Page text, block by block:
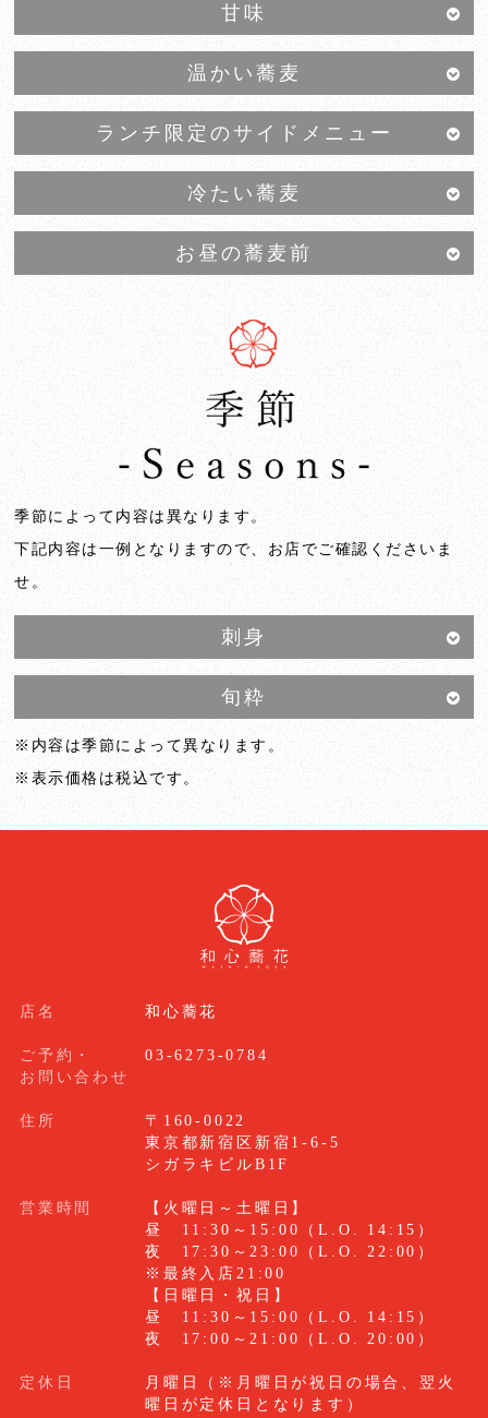
甘味
温かい蕎麦
ランチ限定のサイドメニュー
冷たい蕎麦
お昼の蕎麦前
季節によって内容は異なります。
下記内容は一例となりますので、お店でご確認くださいま
せ。
刺身
旬粋
※内容は季節によって異なります。
※表示価格は税込です。
店名 和心蕎花
ご予約・
お問い合わせ
03-6273-0784
住所
〒160-0022
東京都新宿区新宿1-6-5
シガラキビルB1F
営業時間
【火曜日～土曜日】
昼 11:30～15:00（L.O. 14:15）
夜 17:30～23:00（L.O. 22:00）
※最終入店21:00
【日曜日・祝日】
昼 11:30～15:00（L.O. 14:15）
夜 17:00～21:00（L.O. 20:00）
定休日
月曜日（※月曜日が祝日の場合、翌火
曜日が定休日となります）